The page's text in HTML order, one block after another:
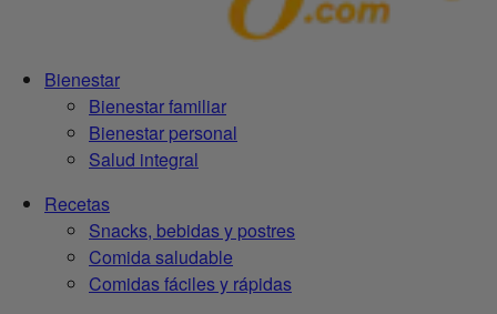
Bienestar
Bienestar familiar
Bienestar personal
Salud integral
Recetas
Snacks, bebidas y postres
Comida saludable
Comidas fáciles y rápidas